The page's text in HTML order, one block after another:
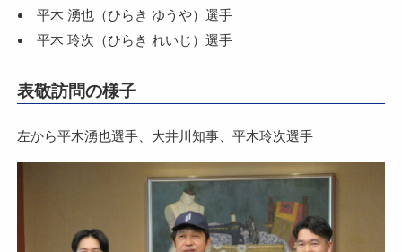
平木 湧也（ひらき ゆうや）選手
平木 玲次（ひらき れいじ）選手
表敬訪問の様子
左から平木湧也選手、大井川知事、平木玲次選手